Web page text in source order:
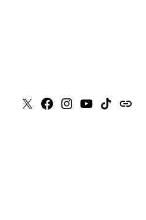
X Faceboook
Instagram
YoutubeTiktokissuu